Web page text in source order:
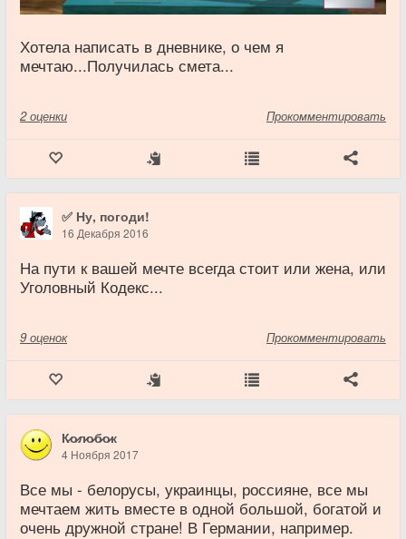
Хотела написать в дневнике, о чем я
мечтаю...Получилась смета...
2 оценки Прокомментировать
✅ Ну, погоди!
16 Декабря 2016
На пути к вашей мечте всегда стоит или жена, или
Уголовный Кодeкс...
9 оценок Прокомментировать
К̷о̷л̷о̷б̷о̷к
4 Ноября 2017
Все мы - белорусы, украинцы, россияне, все мы
мечтаем жить вместе в одной большой, богатой и
очень дружной стране! В Германии, например.